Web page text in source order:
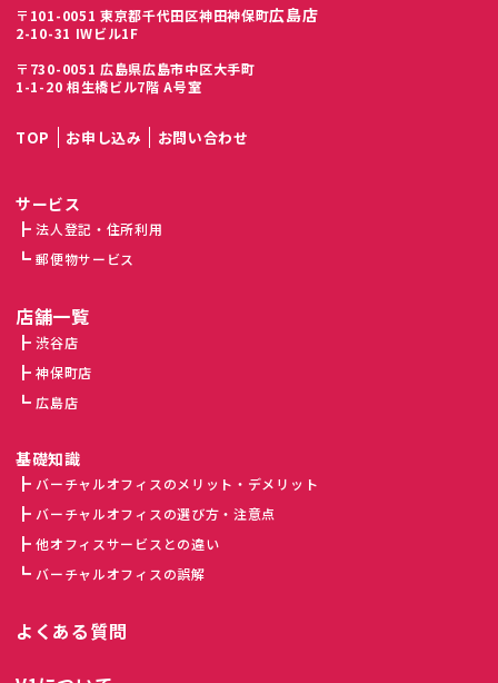
〒101-0051 東京都千代田区神田神保町
2-10-31 IWビル1F
広島店
〒730-0051 広島県広島市中区大手町
1-1-20 相生橋ビル7階 A号室
TOP お申し込み お問い合わせ
サービス
法人登記・住所利用
郵便物サービス
店舗一覧
渋谷店
神保町店
広島店
基礎知識
バーチャルオフィスのメリット・デメリット
バーチャルオフィスの選び方・注意点
他オフィスサービスとの違い
バーチャルオフィスの誤解
よくある質問